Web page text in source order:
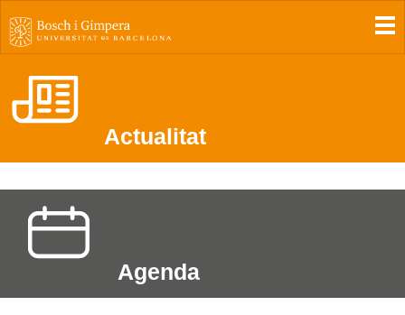
Actualitat
Agenda